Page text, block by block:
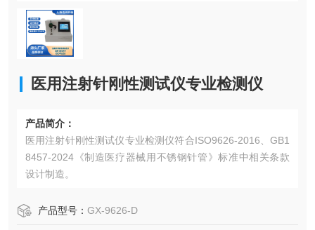
医用注射针刚性测试仪专业检测仪
产品简介：
医用注射针刚性测试仪专业检测仪符合ISO9626-2016、GB1
8457-2024《制造医疗器械用不锈钢针管》标准中相关条款
设计制造。
产品型号： GX-9626-D